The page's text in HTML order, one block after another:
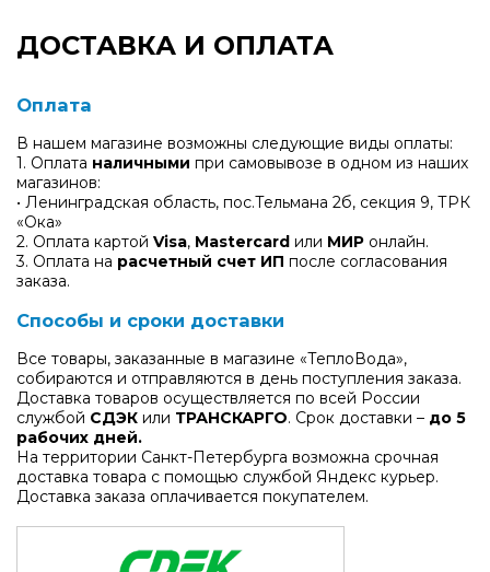
ДОСТАВКА И ОПЛАТА
Оплата
В нашем магазине возможны следующие виды оплаты:
1. Оплата наличными при самовывозе в одном из наших
магазинов:
• Ленинградская область, пос.Тельмана 2б, секция 9, ТРК
«Ока»
2. Оплата картой Visa, Mastercard или МИР онлайн.
3. Оплата на расчетный счет ИП после согласования
заказа.
Способы и сроки доставки
Все товары, заказанные в магазине «ТеплоВода»,
собираются и отправляются в день поступления заказа.
Доставка товаров осуществляется по всей России
службой СДЭК или ТРАНСКАРГО. Срок доставки – до 5
рабочих дней.
На территории Санкт-Петербурга возможна срочная
доставка товара с помощью службой Яндекс курьер.
Доставка заказа оплачивается покупателем.